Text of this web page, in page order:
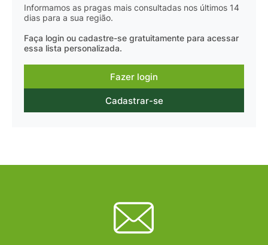
Informamos as pragas mais consultadas nos últimos 14
dias para a sua região.
Faça login ou cadastre-se gratuitamente para acessar
essa lista personalizada.
Fazer login
Cadastrar-se